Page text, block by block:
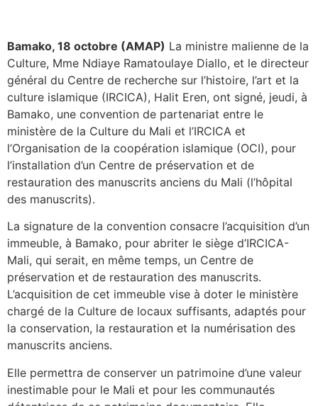
Bamako, 18 octobre (AMAP) La ministre malienne de la
Culture, Mme Ndiaye Ramatoulaye Diallo, et le directeur
général du Centre de recherche sur l’histoire, l’art et la
culture islamique (IRCICA), Halit Eren, ont signé, jeudi, à
Bamako, une convention de partenariat entre le
ministère de la Culture du Mali et l’IRCICA et
l’Organisation de la coopération islamique (OCI), pour
l’installation d’un Centre de préservation et de
restauration des manuscrits anciens du Mali (l’hôpital
des manuscrits).
La signature de la convention consacre l’acquisition d’un
immeuble, à Bamako, pour abriter le siège d’IRCICA-
Mali, qui serait, en même temps, un Centre de
préservation et de restauration des manuscrits.
L’acquisition de cet immeuble vise à doter le ministère
chargé de la Culture de locaux suffisants, adaptés pour
la conservation, la restauration et la numérisation des
manuscrits anciens.
Elle permettra de conserver un patrimoine d’une valeur
inestimable pour le Mali et pour les communautés